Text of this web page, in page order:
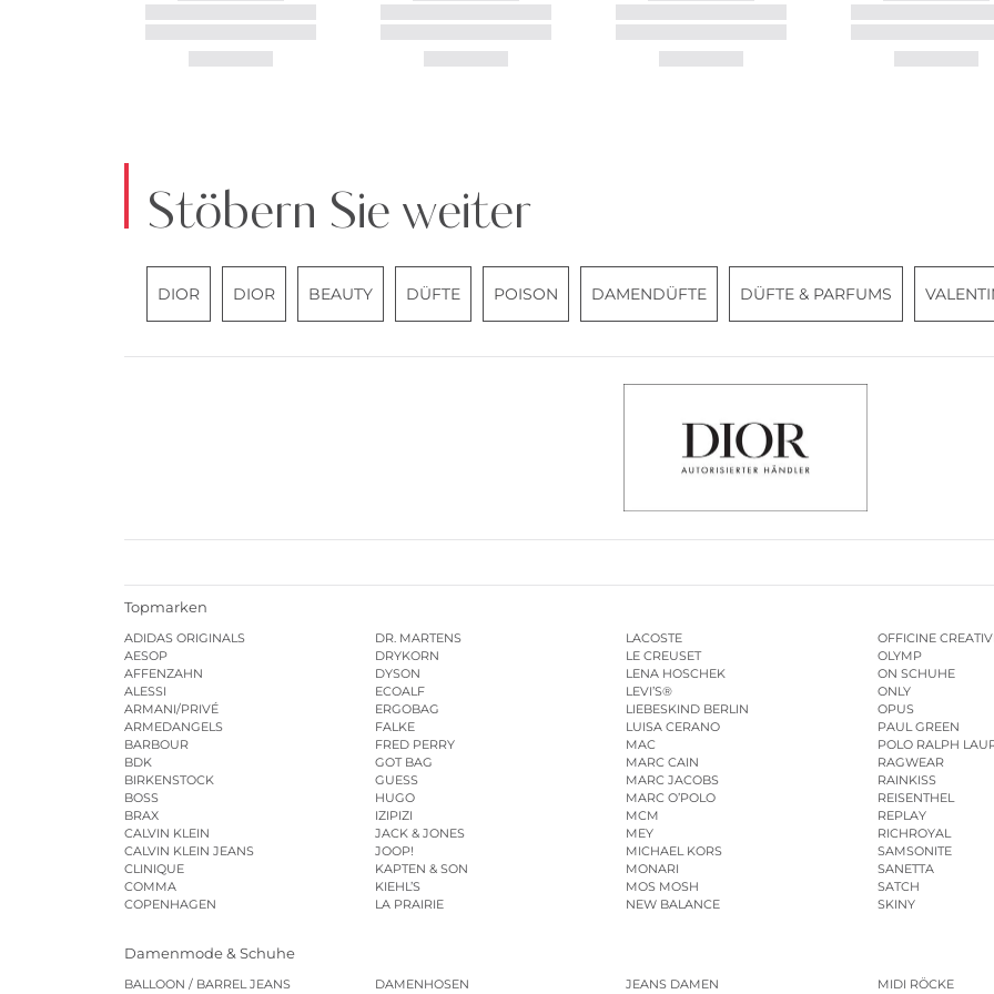
Stöbern Sie weiter
DIOR DIOR BEAUTY DÜFTE POISON DAMENDÜFTE DÜFTE & PARFUMS
Topmarken
ADIDAS ORIGINALS
AESOP
AFFENZAHN
ALESSI
ARMANI/PRIVÉ
ARMEDANGELS
BARBOUR
BDK
BIRKENSTOCK
BOSS
BRAX
CALVIN KLEIN
CALVIN KLEIN JEANS
CLINIQUE
COMMA
COPENHAGEN
DR. MARTENS
DRYKORN
DYSON
ECOALF
ERGOBAG
FALKE
FRED PERRY
GOT BAG
GUESS
HUGO
IZIPIZI
JACK & JONES
JOOP!
KAPTEN & SON
KIEHL’S
LA PRAIRIE
LACOSTE
LE CREUSET
LENA HOSCHEK
LEVI’S®
LIEBESKIND BERLIN
LUISA CERANO
MAC
MARC CAIN
MARC JACOBS
MARC O’POLO
MCM
MEY
MICHAEL KORS
MONARI
MOS MOSH
NEW BALANCE
OFFICINE
OLYMP
ON SCHUHE
ONLY
OPUS
PAUL GREEN
POLO RALPH
RAGWEAR
RAINKISS
REISENTHEL
REPLAY
RICHROYAL
SAMSONITE
SANETTA
SATCH
SKINY
Damenmode & Schuhe
BALLOON / BARREL JEANS DAMENHOSEN JEANS DAMEN MIDI RÖCKE